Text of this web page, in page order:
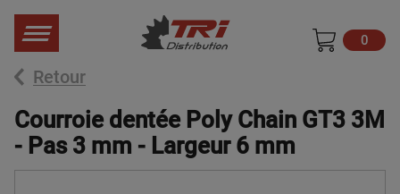
0
Retour
Courroie dentée Poly Chain GT3 3M
- Pas 3 mm - Largeur 6 mm